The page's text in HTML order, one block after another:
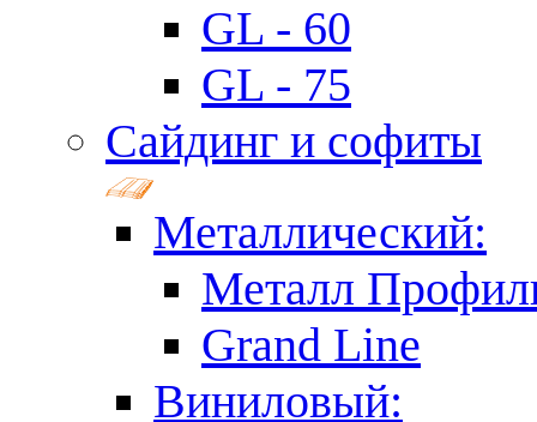
GL - 60
GL - 75
Сайдинг и софиты
Металлический:
Металл
Grand Line
Виниловый: